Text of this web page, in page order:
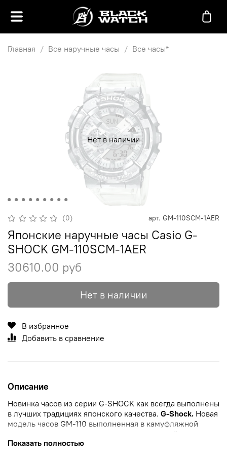
Главная Все наручные часы Все часы*
Нет в наличии
(0) арт. GM-110SCM-1AER
Японские наручные часы Casio G-
SHOCK GM-110SCM-1AER
30610.00 руб
Нет в наличии
В избранное
Добавить в сравнение
Описание
Новинка часов из серии G-SHOCK как всегда выполнены
в лучших традициях японского качества. G-Shock. Новая
модель часов GM-110 выполненная в камуфляжной
гравировки.Противоударный корпус
Показать полностью